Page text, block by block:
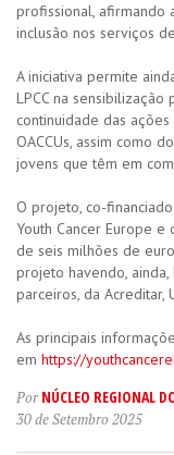
profissional, afirmando
inclusão nos serviços
A iniciativa permite
LPCC na
continuidade das
OACCUs, assim como
jovens que têm em
O projeto, co-
Youth Cancer Europe
de seis milhões de
projeto havendo,
parceiros, da Acreditar,
As principais
em https://
PorNÚCLEO REGIONAL
30 de Setembro 2025